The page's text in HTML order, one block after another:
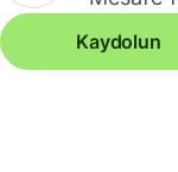
Kaydolun